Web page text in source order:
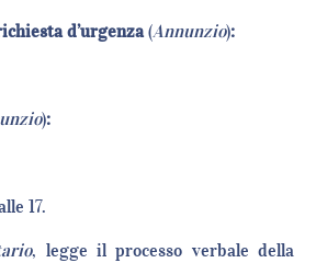
d’urgenza(Annunzio):
):
17.
, legge il processo verbale della